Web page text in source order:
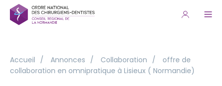
Accueil / Annonces / Collaboration /
offre de
collaboration en omnipratique à Lisieux ( Normandie)